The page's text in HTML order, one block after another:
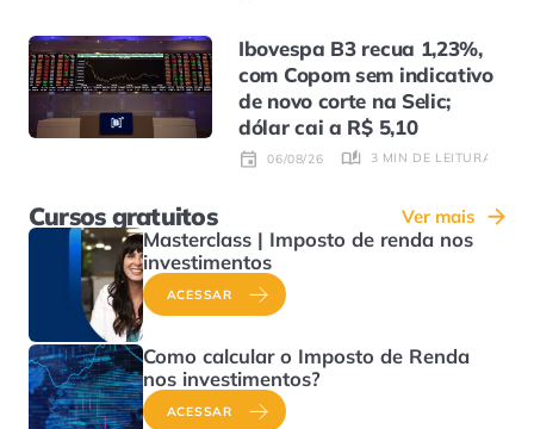
Ibovespa B3 recua 1,23%,
com Copom sem indicativo
de novo corte na Selic;
dólar cai a R$ 5,10
06/08/26 3 MIN DE LEITURA
Cursos gratuitos Ver mais
Masterclass | Imposto de renda nos
investimentos
ACESSAR
Como calcular o Imposto de Renda
nos investimentos?
ACESSAR